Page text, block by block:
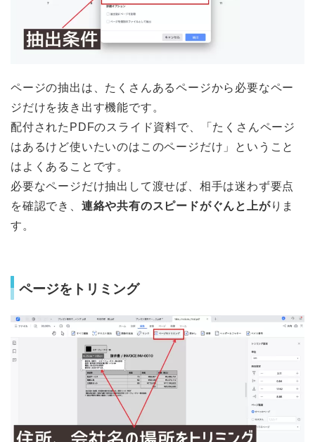
ページの抽出は、たくさんあるページから必要なペー
ジだけを抜き出す機能です。
配付されたPDFのスライド資料で、「たくさんページ
はあるけど使いたいのはこのページだけ」ということ
はよくあることです。
必要なページだけ抽出して渡せば、相手は迷わず要点
を確認でき、 連絡や共有のスピードがぐんと上がりま
す。
ページをトリミング